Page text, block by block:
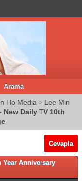
Arama
Ho Media > Lee Min
New Daily TV 10th
Cevapla
Year Anniversary